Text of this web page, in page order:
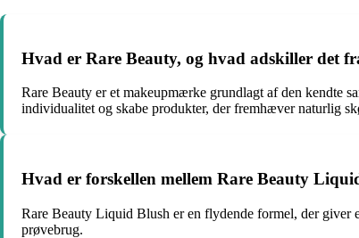
Hvad er Rare Beauty, og hvad adskiller det
Rare Beauty er et makeupmærke grundlagt af den kendte
individualitet og skabe produkter, der fremhæver naturlig
Hvad er forskellen mellem Rare Beauty
Rare Beauty Liquid Blush er en flydende formel, der giver
prøvebrug.